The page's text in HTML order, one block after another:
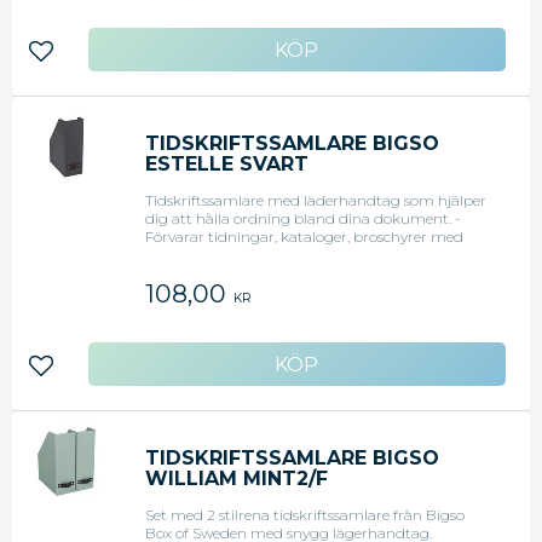
Lägg till i favoriter
TIDSKRIFTSSAMLARE BIGSO
ESTELLE SVART
Tidskriftssamlare med läderhandtag som hjälper
dig att hålla ordning bland dina dokument. -
Förvarar tidningar, kataloger, broschyrer med
108,00 KR
Lägg till i favoriter
TIDSKRIFTSSAMLARE BIGSO
WILLIAM MINT2/F
Set med 2 stilrena tidskriftssamlare från Bigso
Box of Sweden med snygg lägerhandtag.